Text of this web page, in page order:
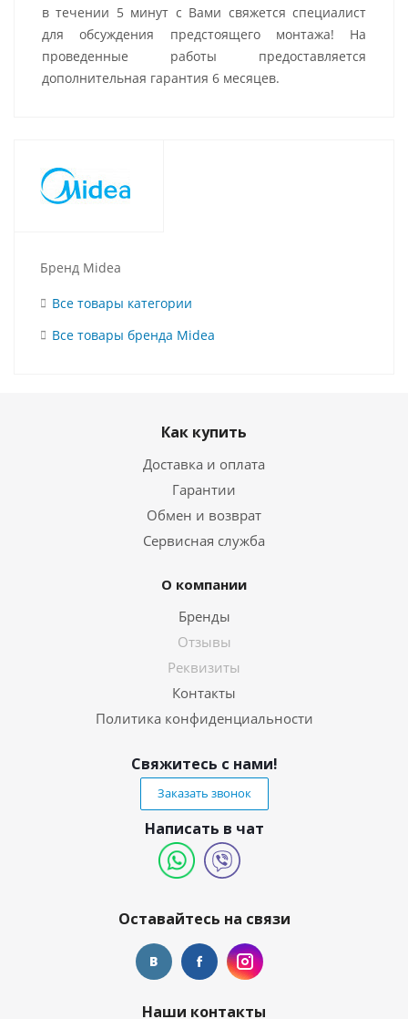
в течении 5 минут с Вами свяжется специалист
для обсуждения предстоящего монтажа! На
проведенные работы предоставляется
дополнительная гарантия 6 месяцев.
Бренд Midea
Все товары категории
Все товары бренда Midea
Как купить
Доставка и оплата
Гарантии
Обмен и возврат
Сервисная служба
О компании
Бренды
Отзывы
Реквизиты
Контакты
Политика конфиденциальности
Свяжитесь с нами!
Заказать звонок
Написать в чат
Оставайтесь на связи
Наши контакты